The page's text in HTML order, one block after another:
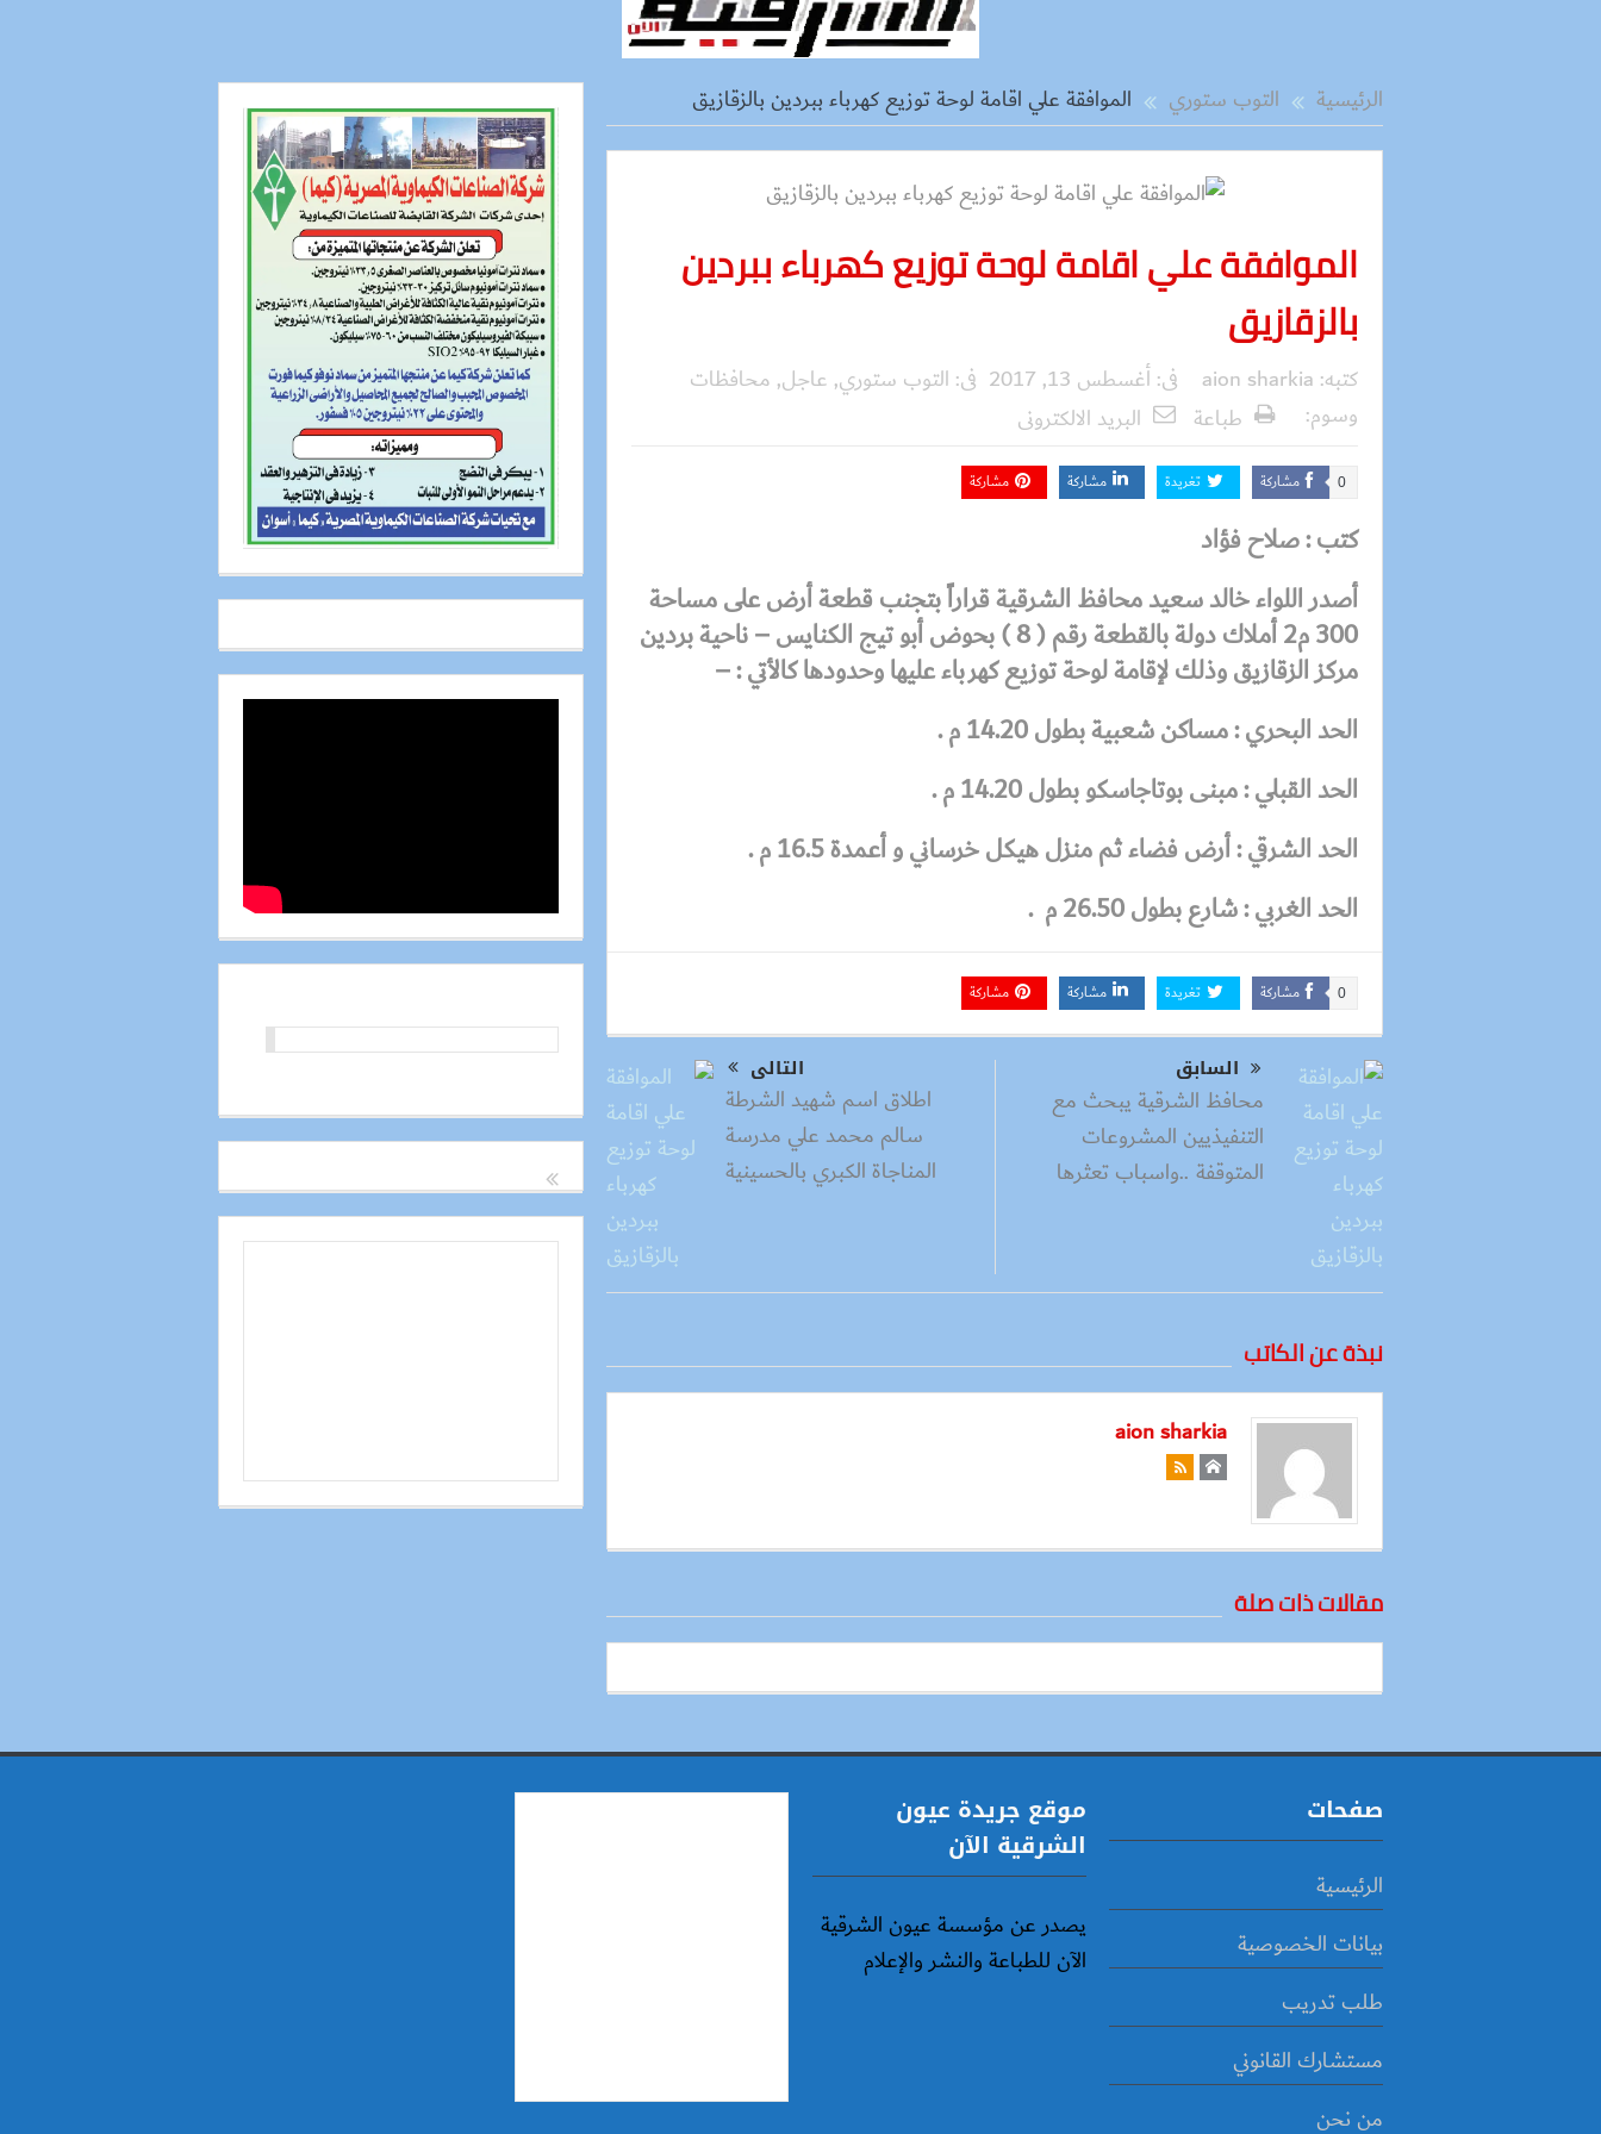
الرئيسية التوب ستوري الموافقة علي اقامة لوحة توزيع كهرباء ببردين بالزقازيق
الموافقة علي اقامة لوحة توزيع كهرباء ببردين
بالزقازيق
كتبه: aion sharkia فى:أغسطس 13, 2017 فى: التوب ستوري, عاجل, محافظات
وسوم:
طباعة البريد الالكترونى
مشاركة 0 تغريدة مشاركة مشاركة
كتب : صلاح فؤاد
أصدر اللواء خالد سعيد محافظ الشرقيةقراراً بتجنب قطعة أرض على مساحة
300 م2 أملاك دولة بالقطعة رقم ( 8 ) بحوض أبو تيج الكنايس – ناحية بردين
مركز الزقازيق وذلك لإقامة لوحة توزيع كهرباء عليها وحدودها كالأتي : –
الحد البحري : مساكن شعبية بطول 14.20 م .
الحد القبلي : مبنى بوتاجاسكو بطول 14.20 م .
الحد الشرقي : أرض فضاء ثم منزل هيكل خرساني و أعمدة 16.5 م .
الحد الغربي : شارع بطول 26.50 م .
مشاركة 0 تغريدة مشاركة مشاركة
السابق
محافظ الشرقية يبحث مع
التنفيذيين المشروعات
المتوقفة ..واسباب تعثرها
التالى
اطلاق اسم شهيد الشرطة
سالم محمد علي مدرسة
المناجاة الكبري بالحسينية
نبذة عن الكاتب
aion sharkia
مقالات ذات صلة
صفحات
الرئيسية
بيانات الخصوصية
طلب تدريب
مستشارك القانوني
من نحن
موقع جريدة عيون
الشرقية الآن
يصدر عن مؤسسة عيون الشرقية
الآن للطباعة والنشر والإعلام